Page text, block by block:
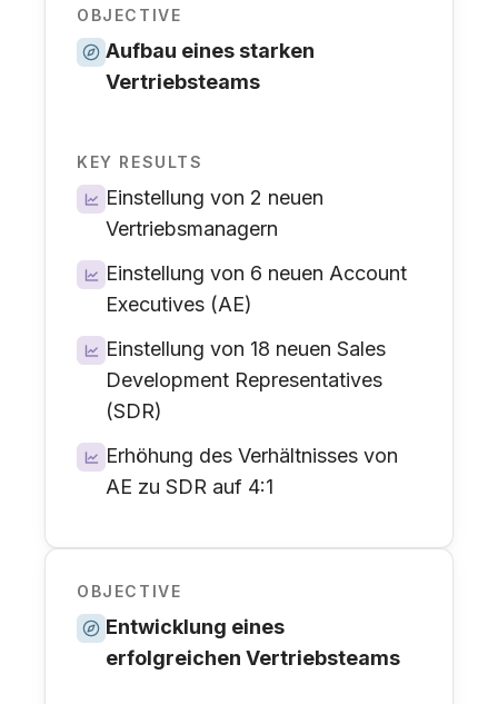
OBJECTIVE
Aufbau eines starken
Vertriebsteams
KEY RESULTS
Einstellung von 2 neuen
Vertriebsmanagern
Einstellung von 6 neuen Account
Executives (AE)
Einstellung von 18 neuen Sales
Development Representatives
(SDR)
Erhöhung des Verhältnisses von
AE zu SDR auf 4:1
OBJECTIVE
Entwicklung eines
erfolgreichen Vertriebsteams